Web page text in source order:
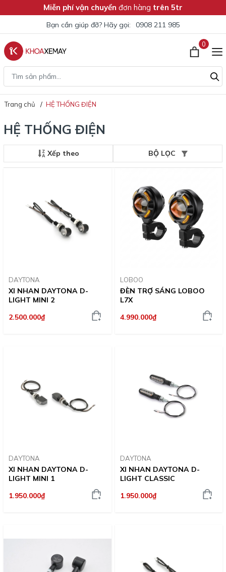
Miễn phí vận chuyển đơn hàng trên 5tr
Bạn cần giúp đỡ? Hãy gọi: 0908 211 985
0
Trang chủ HỆ THỐNG ĐIỆN
HỆ THỐNG ĐIỆN
Xếp theo BỘ LỌC
DAYTONA
XI NHAN DAYTONA D-
LIGHT MINI 2
2.500.000₫
LOBOO
ĐÈN TRỢ SÁNG LOBOO
L7X
4.990.000₫
DAYTONA
XI NHAN DAYTONA D-
LIGHT MINI 1
1.950.000₫
DAYTONA
XI NHAN DAYTONA D-
LIGHT CLASSIC
1.950.000₫